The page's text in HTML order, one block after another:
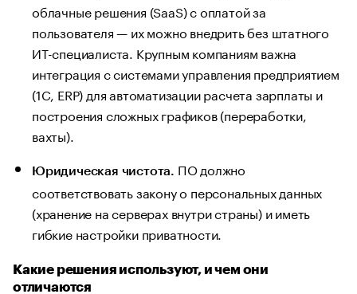
облачные решения (SaaS) с оплатой за
пользователя — их можно внедрить без штатного
ИТ-специалиста. Крупным компаниям важна
интеграция с системами управления предприятием
(1С, ERP) для автоматизации расчета зарплаты и
построения сложных графиков (переработки,
вахты).
Юридическая чистота. ПО должно
соответствовать закону о персональных данных
(хранение на серверах внутри страны) и иметь
гибкие настройки приватности.
Какие решения используют, и чем они
отличаются